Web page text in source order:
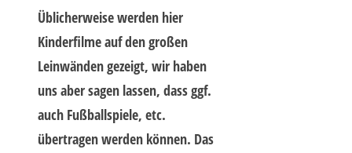
Üblicherweise werden hier
Kinderfilme auf den großen
Leinwänden gezeigt, wir haben
uns aber sagen lassen, dass ggf.
auch Fußballspiele, etc.
übertragen werden können. Das